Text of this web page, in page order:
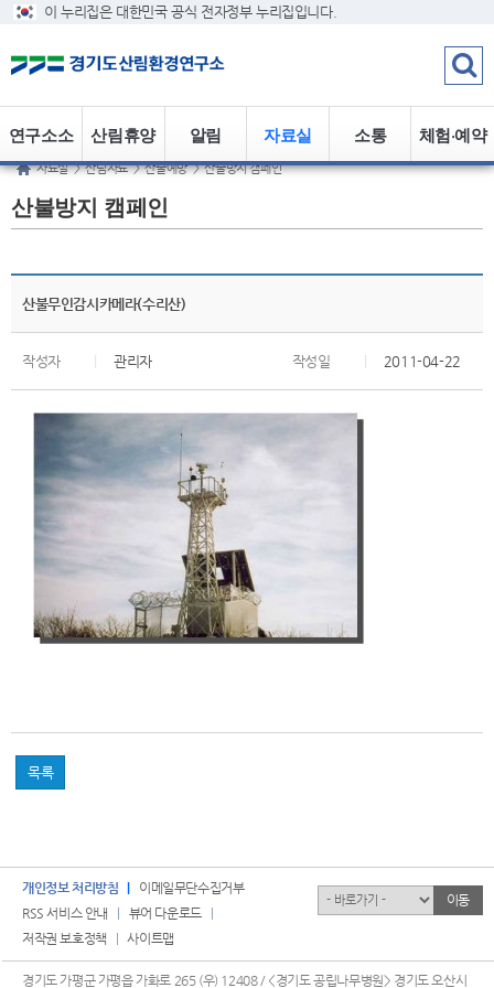
이 누리집은 대한민국 공식 전자정부 누리집입니다.
체험·예약
소통
자료실
알림
산림휴양
연구소소
자료실 > 산림자료 > 산불예방 > 산불방지 캠페인
산불방지 캠페인
산불무인감시카메라(수리산)
작성자 관리자 작성일 2011-04-22
목록
개인정보 처리방침
이메일무단수집거부
RSS 서비스 안내
뷰어 다운로드
저작권 보호정책
사이트맵
경기도 가평군 가평읍 가화로 265 (우) 12408 / <경기도 공립나무병원> 경기도 오산시
유관기관 이동